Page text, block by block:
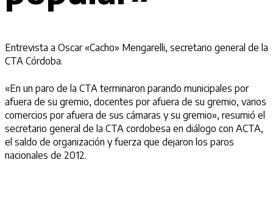
Entrevista a Oscar «Cacho» Mengarelli, secretario general de la
CTA Córdoba.
«En un paro de la CTA terminaron parando municipales por
afuera de su gremio, docentes por afuera de su gremio, varios
comercios por afuera de sus cámaras y su gremio», resumió el
secretario general de la CTA cordobesa en diálogo con ACTA,
el saldo de organización y fuerza que dejaron los paros
nacionales de 2012.